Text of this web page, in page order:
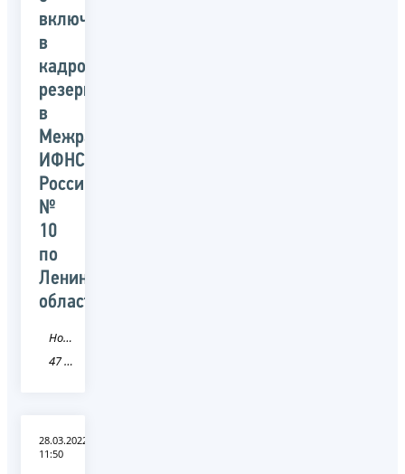
включении
в
кадровый
резерв
в
Межрайонной
ИФНС
России
№
10
по
Ленинградской
области
Новость
47 Ленинградская область
28.03.2022
11:50